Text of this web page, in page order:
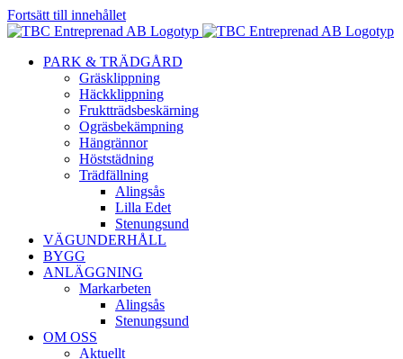
Fortsätt till innehållet
PARK & TRÄDGÅRD
Gräsklippning
Häckklippning
Fruktträdsbeskärning
Ogräsbekämpning
Hängrännor
Höststädning
Trädfällning
Alingsås
Lilla Edet
Stenungsund
VÄGUNDERHÅLL
BYGG
ANLÄGGNING
Markarbeten
Alingsås
Stenungsund
OM OSS
Aktuellt